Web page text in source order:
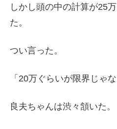
しかし頭の中の計算が25
た。
つい言った。
「20万ぐらいが限界じゃな
良夫ちゃんは渋々頷いた。